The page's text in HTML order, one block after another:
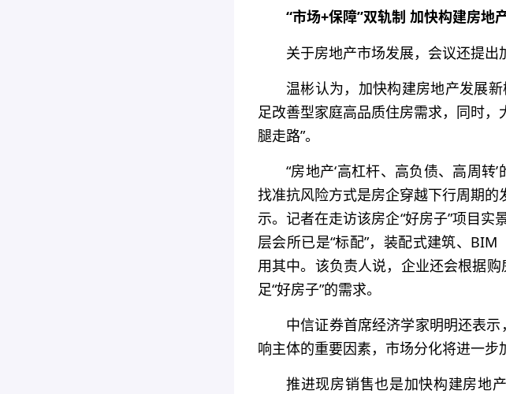
“市场+保障”双轨制 加快构建房地
关于房地产市场发展，会议还提出
温彬认为，加快构建房地产发展
足改善型家庭高品质住房需求，同时
腿走路”。
“房地产‘高杠杆、高负债、高周转
找准抗风险方式是房企穿越下行周期
示。记者在走访该房企“好房子”项目
层会所已是“标配”，装配式建筑、
用其中。该负责人说，企业还会根据
足“好房子”的需求。
中信证券首席经济学家明明还表
响主体的重要因素，市场分化将进一步
推进现房销售也是加快构建房地